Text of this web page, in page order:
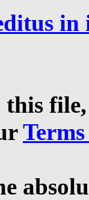
in